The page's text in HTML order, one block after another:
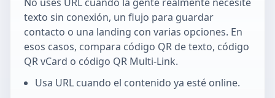
texto sin conexión, un flujo para guardar
contacto o una landing con varias opciones. En
esos casos, compara código QR de texto, código
QR vCard o código QR Multi-Link.
Usa URL cuando el contenido ya esté online.